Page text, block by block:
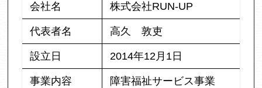
会社名 株式会社RUN-UP
代表者名 高久 敦吏
設立日 2014年12月1日
事業内容 障害福祉サービス事業